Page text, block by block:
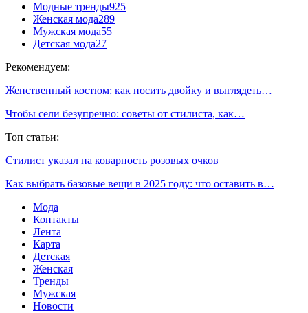
Модные тренды925
Женская мода289
Мужская мода55
Детская мода27
Рекомендуем:
Женственный костюм: как носить двойку и выглядеть…
Чтобы сели безупречно: советы от стилиста, как…
Топ статьи:
Стилист указал на коварность розовых очков
Как выбрать базовые вещи в 2025 году: что оставить в…
Мода
Контакты
Лента
Карта
Детская
Женская
Тренды
Мужская
Новости